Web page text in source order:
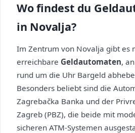
Wo findest du
in Novalja?
Im Zentrum von Novalja gibt es
erreichbare Geldautomaten,
rund um die Uhr Bargeld
Besonders beliebt sind die
Zagrebačka Banka und der
Zagreb (PBZ), die beide mit
sicheren ATM-Systemen